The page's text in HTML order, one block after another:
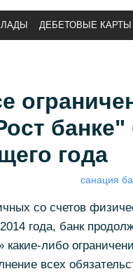
ДЕБЕТОВЫЕ КАРТЫ
года
санация
со счетов
года, банк
какие-либо
всех